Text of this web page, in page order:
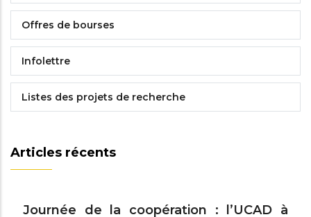
Offres de bourses
Infolettre
Listes des projets de recherche
Articles récents
Journée de la coopération : l’UCAD à